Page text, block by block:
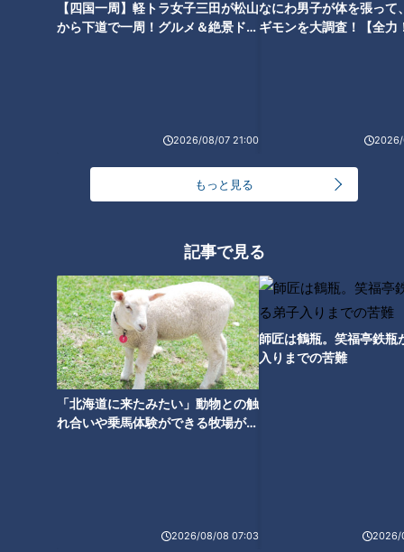
【四国一周】軽トラ女子三田が松山
から下道で一周！グルメ＆絶景ドラ
2026/08/07 21:00
なにわ男子が体を張って
ギモンを大調査！【全力
2026/
もっと見る
記事で見る
「北海道に来たみたい」動物との触
れ合いや乗馬体験ができる牧場がオ
2026/08/08 07:03
師匠は鶴瓶。笑福亭鉄瓶
入りまでの苦難
2026/
売！アナウンサーカード！今回
瀧川アナがCBC 5チャン春祭り
果は・・・？ #瀧川アナ #人力
車 #筋トレ #トレーニング
【切り抜きみてちょ】キラカー
ドでジェネギャが発生するとは
思わなかった #若狭アナ #瀧川
アナ #cbc5チャン春祭り
【切り抜きみてちょ】中村アナ
「紅イモがおいしいのがいけな
い」 #中村アナ #沖縄 #紅イモ
#Vlog風